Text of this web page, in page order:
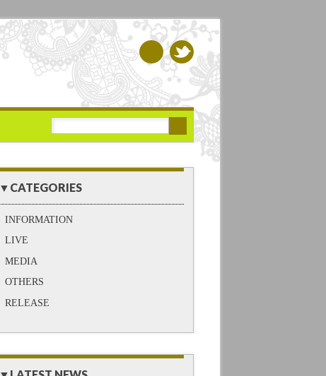
▼CATEGORIES
INFORMATION
LIVE
MEDIA
OTHERS
RELEASE